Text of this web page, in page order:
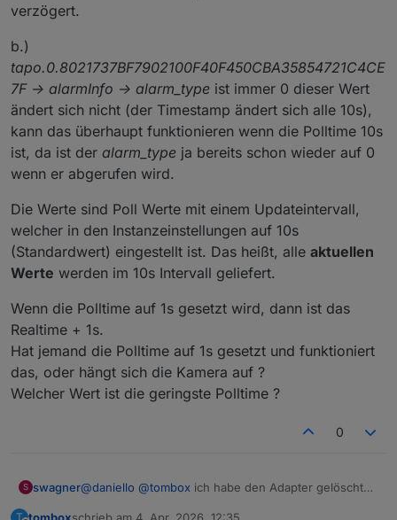
verzögert.
b.)
tapo.0.8021737BF7902100F40F450CBA35854721C4CE
7F -> alarmInfo -> alarm_type ist immer 0 dieser Wert
ändert sich nicht (der Timestamp ändert sich alle 10s),
kann das überhaupt funktionieren wenn die Polltime 10s
ist, da ist der alarm_type ja bereits schon wieder auf 0
wenn er abgerufen wird.
Die Werte sind Poll Werte mit einem Updateintervall,
welcher in den Instanzeinstellungen auf 10s
(Standardwert) eingestellt ist. Das heißt, alle aktuellen
Werte werden im 10s Intervall geliefert.
Wenn die Polltime auf 1s gesetzt wird, dann ist das
Realtime + 1s.
Hat jemand die Polltime auf 1s gesetzt und funktioniert
das, oder hängt sich die Kamera auf ?
Welcher Wert ist die geringste Polltime ?
0
S swagner@daniello @tombox ich habe den Adapter gelöscht
T tomboxschrieb am 4. Apr. 2026, 12:35